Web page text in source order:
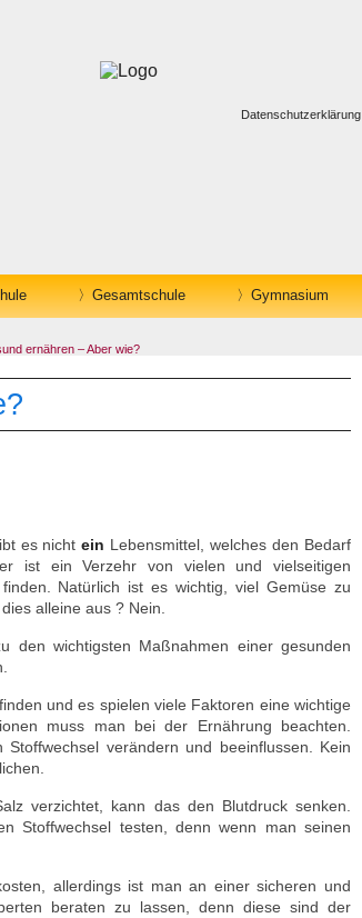
Datenschutzerklärung
Gesamtschule Gymnasium
ernähren – Aber wie?
es nichtein Lebensmittel, welches den Bedarf
ist ein Verzehr von vielen und vielseitigen
Natürlich ist es wichtig, viel Gemüse zu
alleine aus ? Nein.
den wichtigsten Maßnahmen einer gesunden
und es spielen viele Faktoren eine wichtige
muss man bei der Ernährung beachten.
verändern und beeinflussen. Kein
verzichtet, kann das den Blutdruck senken.
Stoffwechsel testen, denn wenn man seinen
allerdings ist man an einer sicheren und
beraten zu lassen, denn diese sind der